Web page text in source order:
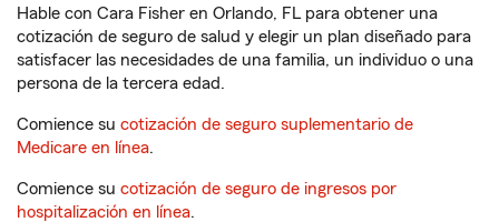
Hable con Cara Fisher en Orlando, FL para obtener una
cotización de seguro de salud y elegir un plan diseñado para
satisfacer las necesidades de una familia, un individuo o una
persona de la tercera edad.
Comience su cotización de seguro suplementario de
Medicare en línea.
Comience su cotización de seguro de ingresos por
hospitalización en línea.